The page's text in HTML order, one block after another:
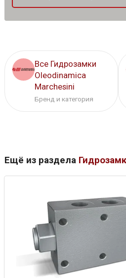
Все Гидрозамки
Oleodinamica
Marchesini
Бренд и категория
Ещё из раздела